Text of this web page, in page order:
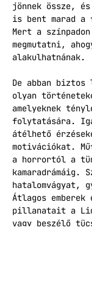
jönnek össze, és
is bent marad a
Mert a
megmutatni,
alakulhatnának.
De abban biztos
olyan
amelyeknek
folytatására.
átélhető
motivációkat.
a horrortól a
kamaradrámáig.
hatalomvágyat,
Átlagos
pillanatait a
vagy beszélő